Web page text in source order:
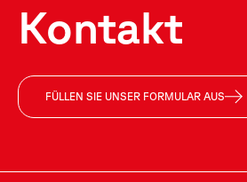
Kontakt
FÜLLEN SIE UNSER FORMULAR AUS